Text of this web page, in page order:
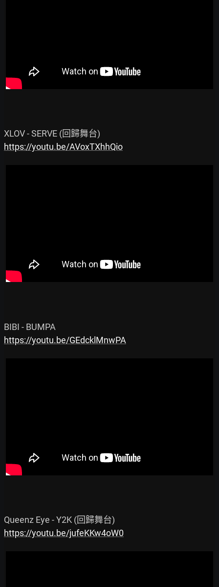
https://youtu.be/AVoxTXhhQio
https://youtu.be/GEdcklMnwPA
https://youtu.be/jufeKKw4oW0